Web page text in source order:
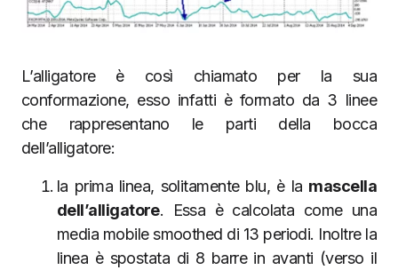
L’alligatore è così chiamato per la sua
conformazione, esso infatti è formato da 3 linee
che rappresentano le parti della bocca
dell’alligatore:
la prima linea, solitamente blu, è la mascella
dell’alligatore. Essa è calcolata come una
media mobile smoothed di 13 periodi. Inoltre la
linea è spostata di 8 barre in avanti (verso il